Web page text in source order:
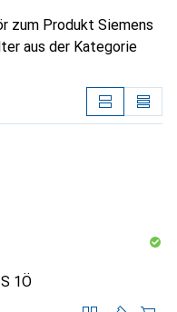
zum Produkt Siemens
aus der Kategorie
1Ö